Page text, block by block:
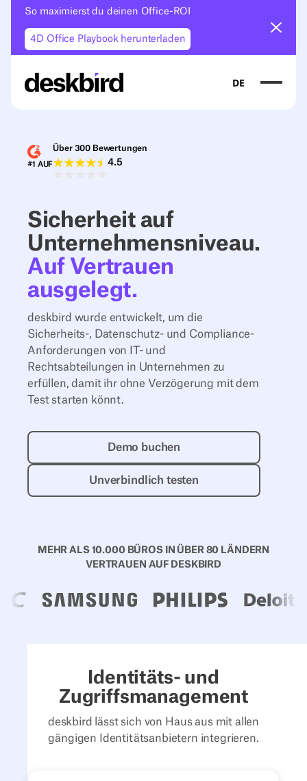
So maximierst du deinen Office-ROI
4D Office Playbook herunterladen
DE
#1 AUF
Über 300 Bewertungen
4.5
Sicherheit auf
Unternehmensniveau.
Auf Vertrauen
ausgelegt.
deskbird wurde entwickelt, um die
Sicherheits-, Datenschutz- und Compliance-
Anforderungen von IT- und
Rechtsabteilungen in Unternehmen zu
erfüllen, damit ihr ohne Verzögerung mit dem
Test starten könnt.
Demo buchen
Unverbindlich testen
MEHR ALS 10.000 BÜROS IN ÜBER 80 LÄNDERN
VERTRAUEN AUF DESKBIRD
Identitäts- und
Zugriffsmanagement
deskbird lässt sich von Haus aus mit allen
gängigen Identitätsanbietern integrieren.